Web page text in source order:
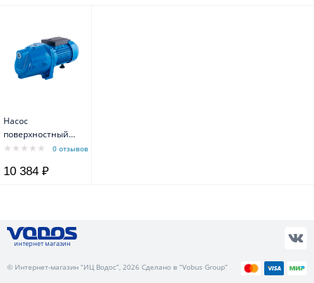
Насос
поверхностный
AJC-125C
Aquario
0 отзывов
10 384 ₽
интернет магазин
© Интернет-магазин “ИЦ Водос”, 2026 Сделано в “Vobus Group”